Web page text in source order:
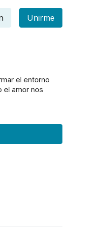
Unirme
el entorno
el amor nos